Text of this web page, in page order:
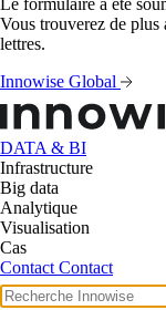
Le formulaire a été
Vous trouverez de
lettres.
Innowise Global
DATA & BI
Infrastructure
Big data
Analytique
Visualisation
Cas
Contact Contact